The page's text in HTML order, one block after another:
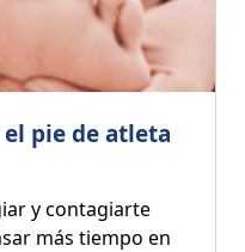
pie de atleta
y contagiarte
más tiempo en